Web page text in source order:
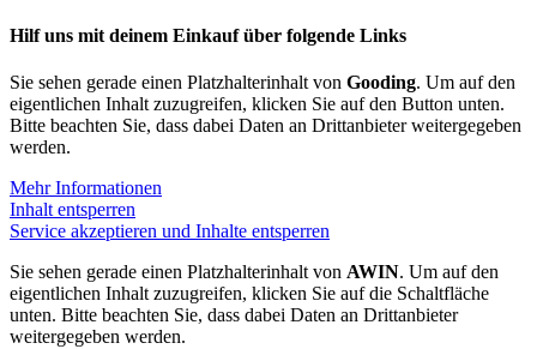
Hilf uns mit deinem Einkauf über folgende Links
Sie sehen gerade einen Platzhalterinhalt von Gooding. Um auf den
eigentlichen Inhalt zuzugreifen, klicken Sie auf den Button unten.
Bitte beachten Sie, dass dabei Daten an Drittanbieter weitergegeben
werden.
Mehr Informationen
Inhalt entsperren
Service akzeptieren und Inhalte entsperren
Sie sehen gerade einen Platzhalterinhalt von AWIN. Um auf den
eigentlichen Inhalt zuzugreifen, klicken Sie auf die Schaltfläche
unten. Bitte beachten Sie, dass dabei Daten an Drittanbieter
weitergegeben werden.